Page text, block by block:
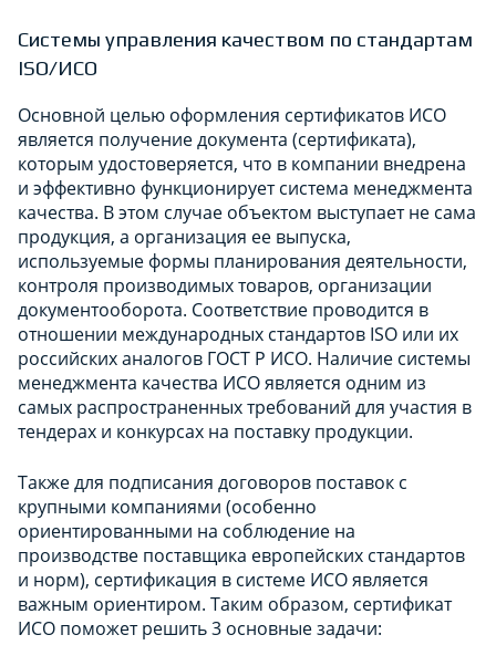
Системы управления качеством по стандартам
ISO/ИСО
Основной целью оформления сертификатов ИСО
является получение документа (сертификата),
которым удостоверяется, что в компании внедрена
и эффективно функционирует система менеджмента
качества. В этом случае объектом выступает не сама
продукция, а организация ее выпуска,
используемые формы планирования деятельности,
контроля производимых товаров, организации
документооборота. Соответствие проводится в
отношении международных стандартов ISO или их
российских аналогов ГОСТ Р ИСО. Наличие системы
менеджмента качества ИСО является одним из
самых распространенных требований для участия в
тендерах и конкурсах на поставку продукции.
Также для подписания договоров поставок с
крупными компаниями (особенно
ориентированными на соблюдение на
производстве поставщика европейских стандартов
и норм), сертификация в системе ИСО является
важным ориентиром. Таким образом, сертификат
ИСО поможет решить 3 основные задачи: